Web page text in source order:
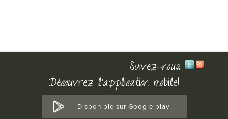
Suivez-nous
Découvrez l'application mobile!
Disponible sur Google play